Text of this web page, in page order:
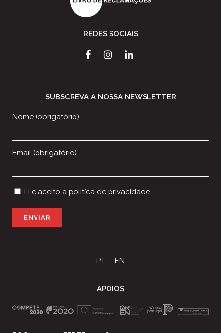
REDES SOCIAIS
SUBSCREVA A NOSSA NEWSLETTER
Nome (obrigatório)
Email (obrigatório)
Li e aceito a politíca de privacidade
l
v
PT EN
APOIOS